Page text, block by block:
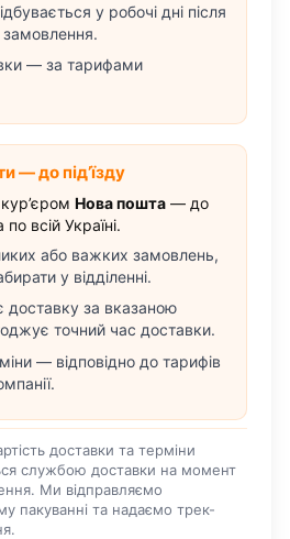
у робочі дні після
— за тарифами
— до під’їзду
Нова пошта — до
по всій Україні.
або важких замовлень,
у відділенні.
доставку за вказаною
точний час доставки.
— відповідно до тарифів
доставки та терміни
службою доставки на момент
Ми відправляємо
пакуванні та надаємо трек-